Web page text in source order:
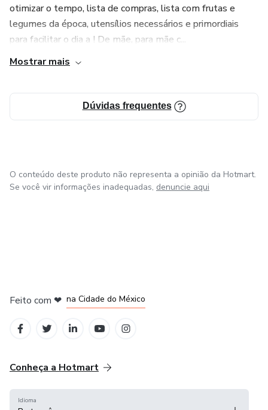
otimizar o tempo, lista de compras, lista com frutas e
legumes da época, utensílios necessários e primordiais
para facilitar o dia a ! De mãe, para mãe c...
Mostrar mais
Dúvidas frequentes
O conteúdo deste produto não representa a opinião da Hotmart.
Se você vir informações inadequadas, denuncie aqui
Feito com ❤ na Cidade do México
Conheça a Hotmart
Idioma